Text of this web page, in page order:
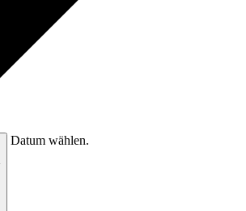
Datum wählen.